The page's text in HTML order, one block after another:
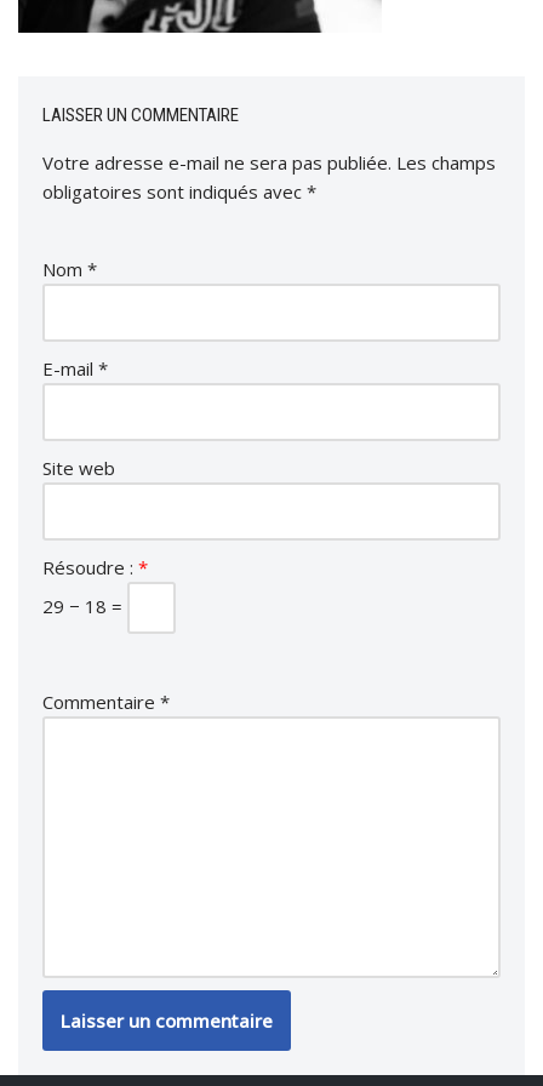
LAISSER UN COMMENTAIRE
Votre adresse e-mail ne sera pas publiée. Les champs
obligatoires sont indiqués avec *
Nom *
E-mail *
Site web
Résoudre : *
29 − 18 =
Commentaire *